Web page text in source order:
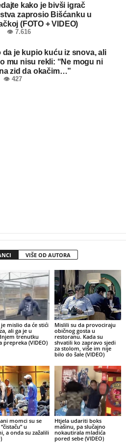
kako je bivši igrač
zaprosio Bišćanku u
(FOTO + VIDEO)
👁 7.616
da je kupio kuću iz snova, ali
mu nisu rekli: “Ne mogu ni
zid da okačim…”
👁 427
VIŠE OD AUTORA
je mislio da će stići
ali ga je u
trenutku
prepreka (VIDEO)
Mislili su da provociraju
običnog gosta u
restoranu. Kada su
shvatili ko zapravo sjedi
za stolom, više im nije
bilo do šale (VIDEO)
momci su se
u
a onda su zažalili
Htjela udariti boks
mašinu, pa slučajno
nokautirala mladića
pored sebe (VIDEO)